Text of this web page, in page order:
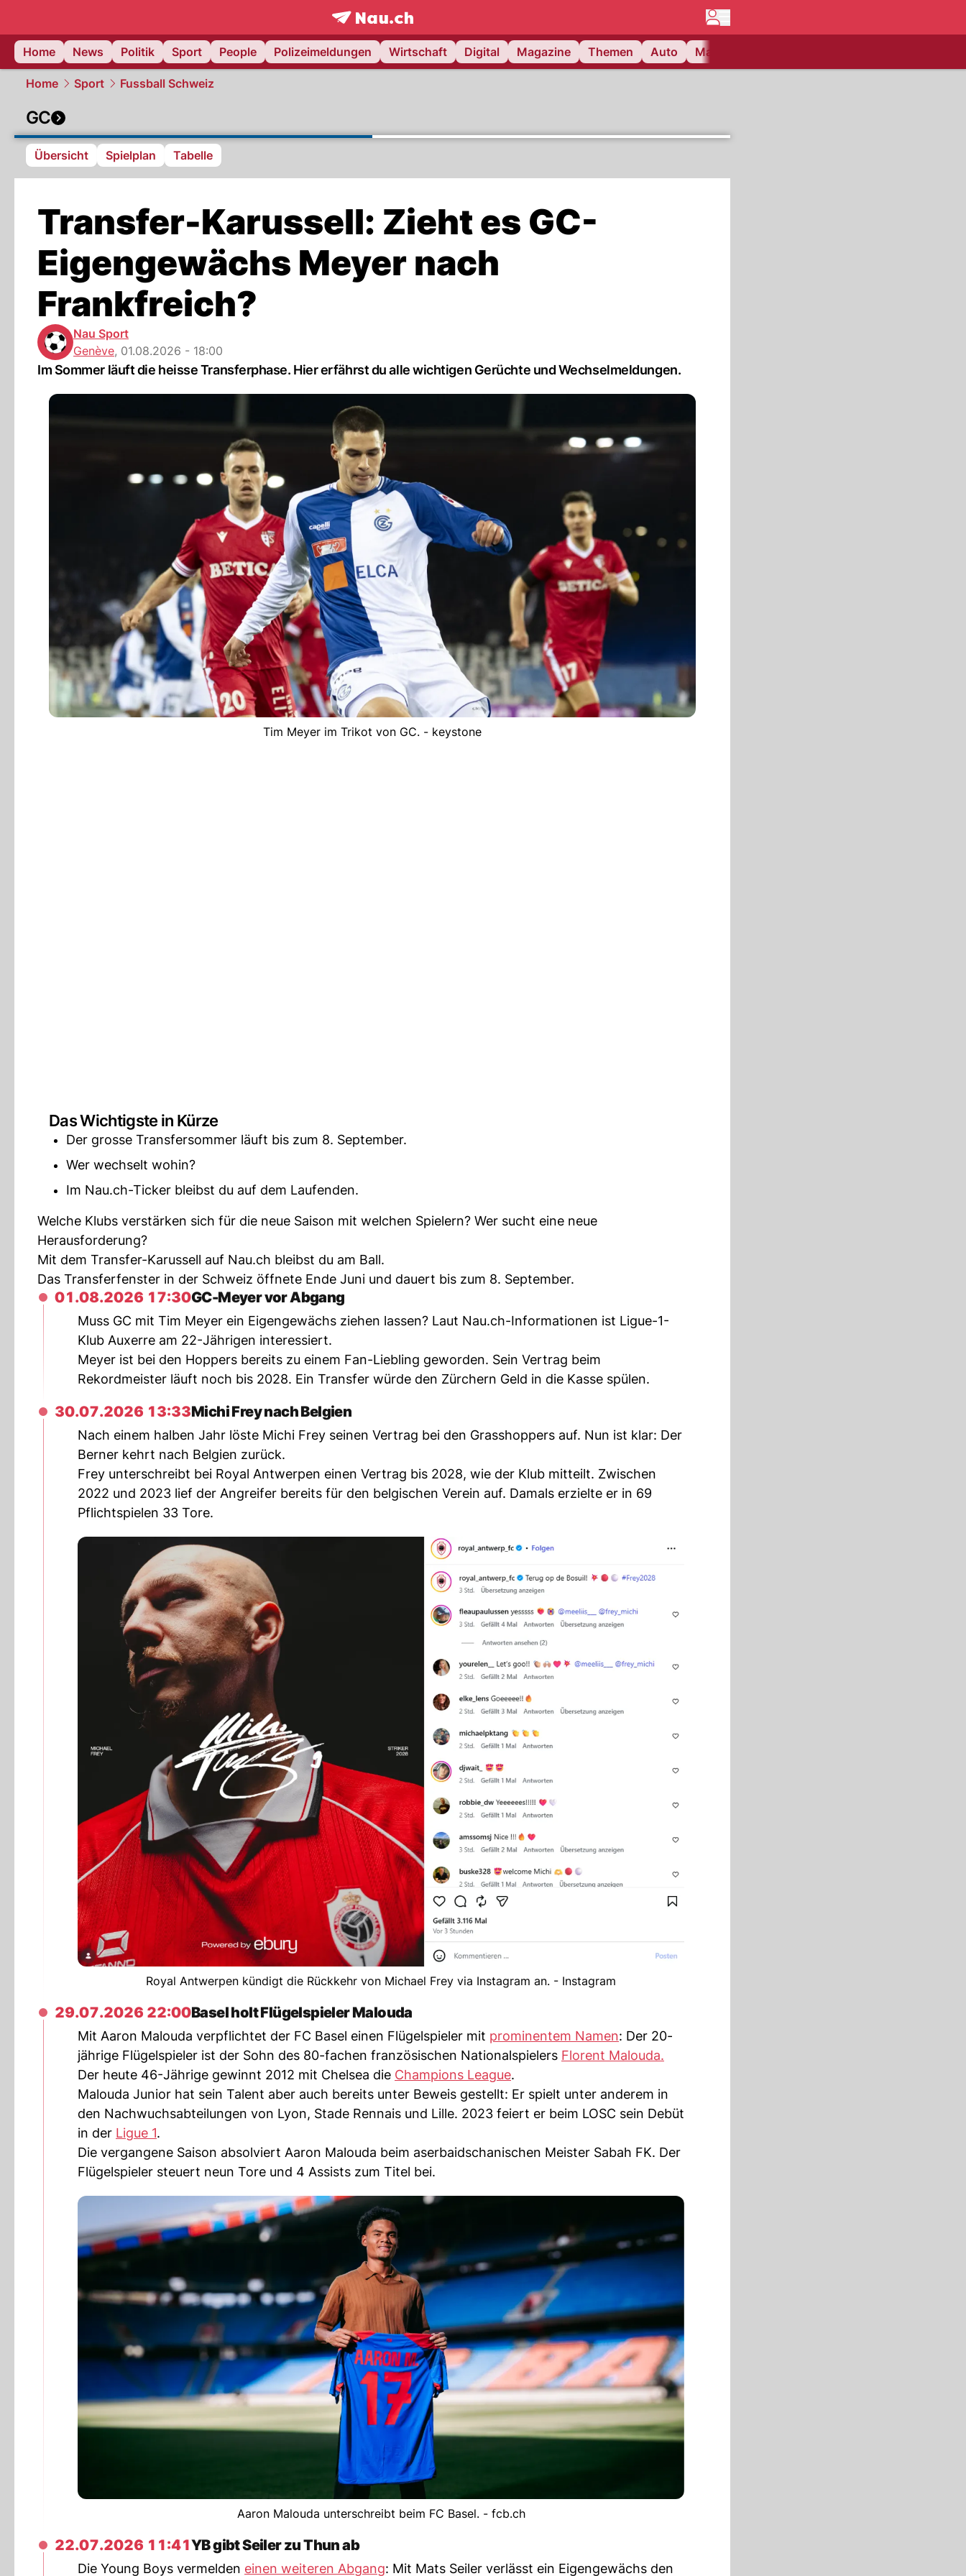
frontpage.NAU.ch
Home
News Politik Sport People Polizeimeldungen Wirtschaft Digital Magazine Themen Auto Matchcenter
Home Sport Fussball Schweiz
GC
Übersicht Spielplan Tabelle
Transfer-Karussell: Zieht es GC-
Eigengewächs Meyer nach
Frankfreich?
Nau Sport
Genève, 01.08.2026 - 18:00
Im Sommer läuft die heisse Transferphase. Hier erfährst du alle wichtigen Gerüchte und Wechselmeldungen.
Tim Meyer im Trikot von GC. - keystone
Das Wichtigste in Kürze
Der grosse Transfersommer läuft bis zum 8. September.
Wer wechselt wohin?
Im Nau.ch-Ticker bleibst du auf dem Laufenden.
Welche Klubs verstärken sich für die neue Saison mit welchen Spielern? Wer sucht eine neue
Herausforderung?
Mit dem Transfer-Karussell auf Nau.ch bleibst du am Ball.
Das Transferfenster in der Schweiz öffnete Ende Juni und dauert bis zum 8. September.
01.08.2026 17:30GC-Meyer vor Abgang
Muss GC mit Tim Meyer ein Eigengewächs ziehen lassen? Laut Nau.ch-Informationen ist Ligue-1-
Klub Auxerre am 22-Jährigen interessiert.
Meyer ist bei den Hoppers bereits zu einem Fan-Liebling geworden. Sein Vertrag beim
Rekordmeister läuft noch bis 2028. Ein Transfer würde den Zürchern Geld in die Kasse spülen.
30.07.2026 13:33Michi Frey nach Belgien
Nach einem halben Jahr löste Michi Frey seinen Vertrag bei den Grasshoppers auf. Nun ist klar: Der
Berner kehrt nach Belgien zurück.
Frey unterschreibt bei Royal Antwerpen einen Vertrag bis 2028, wie der Klub mitteilt. Zwischen
2022 und 2023 lief der Angreifer bereits für den belgischen Verein auf. Damals erzielte er in 69
Pflichtspielen 33 Tore.
Royal Antwerpen kündigt die Rückkehr von Michael Frey via Instagram an. - Instagram
29.07.2026 22:00Basel holt Flügelspieler Malouda
Mit Aaron Malouda verpflichtet der FC Basel einen Flügelspieler mit prominentem Namen: Der 20-
jährige Flügelspieler ist der Sohn des 80-fachen französischen Nationalspielers Florent Malouda.
Der heute 46-Jährige gewinnt 2012 mit Chelsea die Champions League.
Malouda Junior hat sein Talent aber auch bereits unter Beweis gestellt: Er spielt unter anderem in
den Nachwuchsabteilungen von Lyon, Stade Rennais und Lille. 2023 feiert er beim LOSC sein Debüt
in der Ligue 1.
Die vergangene Saison absolviert Aaron Malouda beim aserbaidschanischen Meister Sabah FK. Der
Flügelspieler steuert neun Tore und 4 Assists zum Titel bei.
Aaron Malouda unterschreibt beim FC Basel. - fcb.ch
22.07.2026 11:41YB gibt Seiler zu Thun ab
Die Young Boys vermelden einen weiteren Abgang: Mit Mats Seiler verlässt ein Eigengewächs den